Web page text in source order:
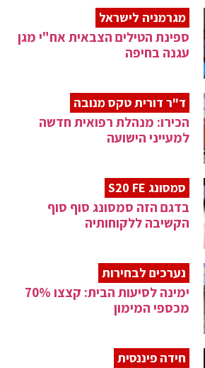
מגרמניה לישראל
ספינת הטילים הצבאית אח"י מגן
עגנה בחיפה
ד"ר דורית טקס מנובה
הכירו: מנהלת רפואית חדשה
למעייני הישועה
סמסונג S20 FE
בדגם הזה סמסונג סוף סוף
הקשיבה ללקוחותיה
נערכים לבחירות
ימינה לסיעות הבית: קצצו 70%
מכספי המימון
חידה פיננסית